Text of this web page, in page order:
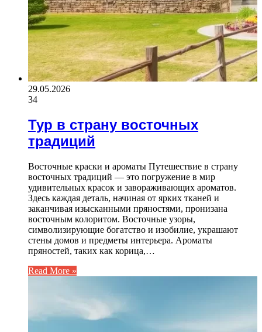
29.05.2026
34
Тур в страну восточных
традиций
Восточные краски и ароматы Путешествие в страну
восточных традиций — это погружение в мир
удивительных красок и завораживающих ароматов.
Здесь каждая деталь, начиная от ярких тканей и
заканчивая изысканными пряностями, пронизана
восточным колоритом. Восточные узоры,
символизирующие богатство и изобилие, украшают
стены домов и предметы интерьера. Ароматы
пряностей, таких как корица,…
Read More »